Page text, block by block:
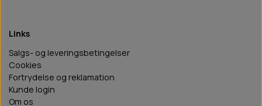
Links
Salgs- og leveringsbetingelser
Cookies
Fortrydelse og reklamation
Kunde login
Om os